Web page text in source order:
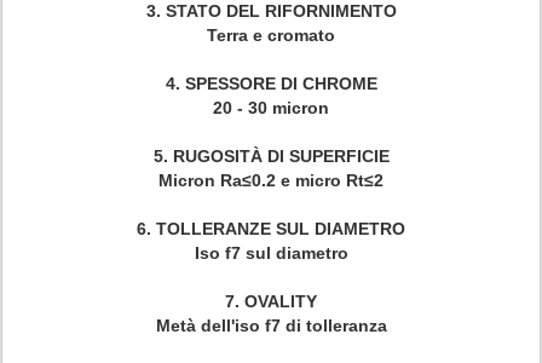
3. STATO DEL RIFORNIMENTO
Terra e cromato
4. SPESSORE DI CHROME
20 - 30 micron
5. RUGOSITÀ DI SUPERFICIE
Micron Ra≤0.2 e micro Rt≤2
6. TOLLERANZE SUL DIAMETRO
Iso f7 sul diametro
7. OVALITY
Metà dell'iso f7 di tolleranza